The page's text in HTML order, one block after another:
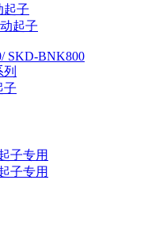
起子
起子
SKD-BNK800
子
子专用
子专用